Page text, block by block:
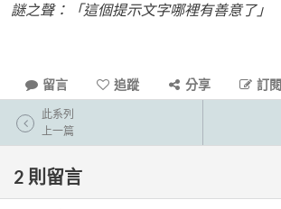
謎之聲：「這個提示文字哪裡有善意了」
留言 追蹤 分享 訂閱
此系列
上一篇
2 則留言